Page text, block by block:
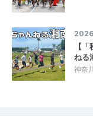
【
ねる
神奈